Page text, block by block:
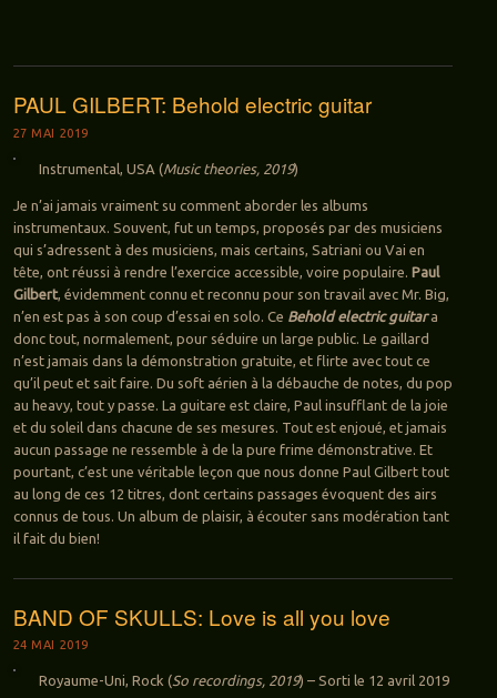
PAUL GILBERT: Behold electric guitar
27 MAI 2019
Instrumental, USA (Music theories, 2019)
Je n’ai jamais vraiment su comment aborder les albums
instrumentaux. Souvent, fut un temps, proposés par des musiciens
qui s’adressent à des musiciens, mais certains, Satriani ou Vai en
tête, ont réussi à rendre l’exercice accessible, voire populaire. Paul
Gilbert, évidemment connu et reconnu pour son travail avec Mr. Big,
n’en est pas à son coup d’essai en solo. Ce Behold electric guitara
donc tout, normalement, pour séduire un large public. Le gaillard
n’est jamais dans la démonstration gratuite, et flirte avec tout ce
qu’il peut et sait faire. Du soft aérien à la débauche de notes, du pop
au heavy, tout y passe. La guitare est claire, Paul insufflant de la joie
et du soleil dans chacune de ses mesures. Tout est enjoué, et jamais
aucun passage ne ressemble à de la pure frime démonstrative. Et
pourtant, c’est une véritable leçon que nous donne Paul Gilbert tout
au long de ces 12 titres, dont certains passages évoquent des airs
connus de tous. Un album de plaisir, à écouter sans modération tant
il fait du bien!
BAND OF SKULLS: Love is all you love
24 MAI 2019
Royaume-Uni, Rock (So recordings, 2019) – Sorti le 12 avril 2019